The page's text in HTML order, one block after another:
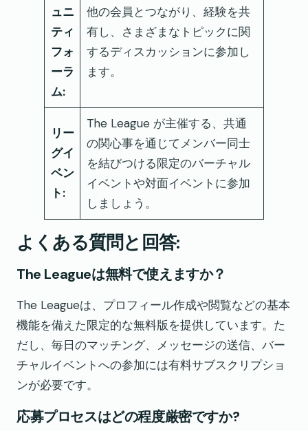
ュニ
ティ
フォ
ーラ
ム:
他の会員とつながり、経験を共
有し、さまざまなトピックに関
するディスカッションに参加し
ます。
リー
グイ
ベン
ト:
The League が主催する、共通
の関心事を通じてメンバー同士
を結びつける限定のバーチャル
イベントや対面イベントに参加
しましょう。
よくある質問と回答:
The Leagueは無料で使えますか？
The Leagueは、プロフィール作成や閲覧などの基本
機能を備えた限定的な無料版を提供しています。た
だし、毎日のマッチング、メッセージの送信、バー
チャルイベントへの参加には有料サブスクリプショ
ンが必要です。
応募プロセスはどの程度厳密ですか?